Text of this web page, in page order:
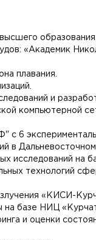
образования.
«Академик
плавания.
и
компьютерной
с 6
в
исследований на
технологий
«КИСИ-
базе НИЦ
и оценки